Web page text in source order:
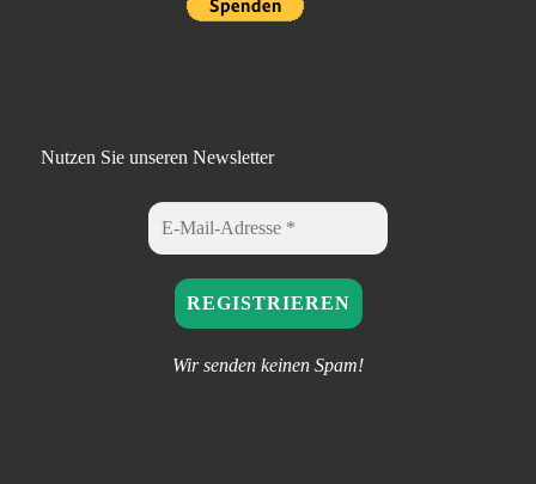
Nutzen Sie unseren Newsletter
Wir senden keinen Spam!